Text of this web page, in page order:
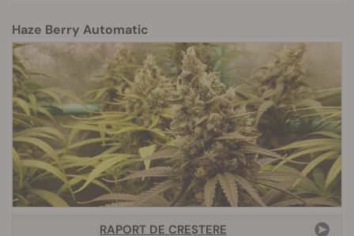
Haze Berry Automatic
RAPORT DE CREȘTERE